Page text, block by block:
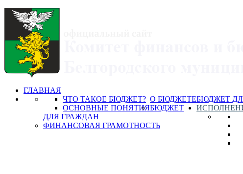
ГЛАВНАЯ
БЮДЖЕТ
О БЮДЖЕТЕ
ЧТО ТАКОЕ БЮДЖЕТ?
ОСНОВНЫЕ ПОНЯТИЯБЮДЖЕТ
ДЛЯ ГРАЖДАН
ФИНАНСОВАЯ ГРАМОТНОСТЬ